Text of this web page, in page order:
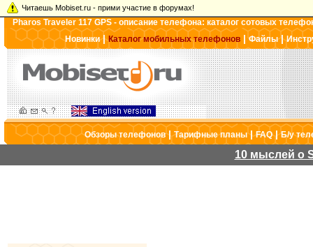
Читаешь Mobiset.ru - прими участие в форумах!
Pharos Traveler 117 GPS - описание телефона: каталог сотовых
Новинки|Каталог мобильных телефонов |Файлы|
Обзоры телефонов|Тарифные планы|FAQ|Б/у
10 мыслей о